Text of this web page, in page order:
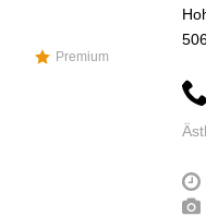
Premium